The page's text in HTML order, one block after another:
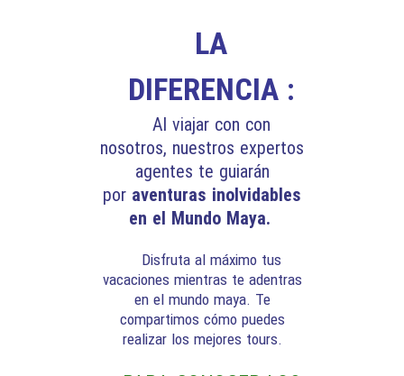
LA
DIFERENCIA :
Al viajar con con
nosotros, nuestros expertos
agentes te guiarán
por aventuras inolvidables
en el Mundo Maya.
Disfruta al máximo tus
vacaciones mientras te adentras
en el mundo maya. Te
compartimos cómo puedes
realizar los mejores tours.